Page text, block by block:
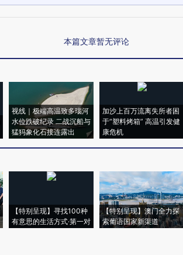
本篇文章暂无评论
视线｜极端高温致多瑙河
水位跌破纪录 二战沉船与
猛犸象化石接连露出
加沙上百万流离失所者困
于“塑料烤箱” 高温引发健
康危机
【特别呈现】寻找100种
有意思的生活方式·第一对
【特别呈现】澳门全力探
索葡语国家新渠道